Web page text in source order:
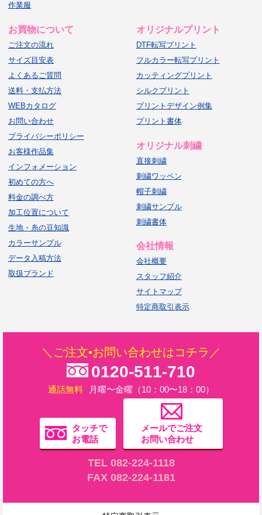
作業服
お買物について
ご注文の流れ
サイズ目安表
よくあるご質問
送料・支払方法
WEBカタログ
お問い合わせ
プライバシーポリシー
お客様作品集
インフォメーション
初めての方へ
料金の調べ方
加工位置について
生地・糸の豆知識
カラーサンプル
データ入稿方法
取扱ブランド
オリジナルプリント
DTF転写プリント
フルカラー転写プリント
カッティングプリント
シルクプリント
プリントデザイン例集
プリント書体
オリジナル刺繍
直接刺繍
刺繍ワッペン
帽子刺繍
刺繍サンプル
刺繍書体
会社情報
会社概要
スタッフ紹介
サイトマップ
特定商取引表示
＼ご注文•お問い合わせはコチラ／
0120-511-710
通話無料 月曜〜金曜（10：00〜18：00）
タッチで
お電話
メールでご注文
お問い合わせ
TEL 082-224-1118
FAX 082-224-1181